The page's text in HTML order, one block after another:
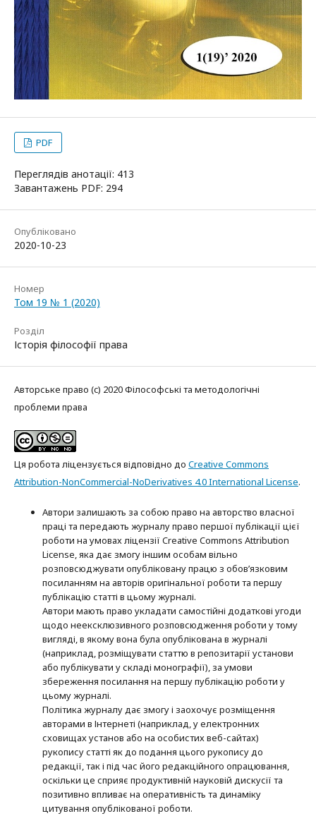
PDF
Переглядів анотації: 413
Завантажень PDF: 294
Опубліковано
2020-10-23
Номер
Том 19 № 1 (2020)
Розділ
Історія філософії права
Авторське право (c) 2020 Філософські та методологічні
проблеми права
Ця робота ліцензується відповідно до Creative Commons
Attribution-NonCommercial-NoDerivatives 4.0 International License.
Автори залишають за собою право на авторство власної
праці та передають журналу право першої публікації цієї
роботи на умовах ліцензії Creative Commons Attribution
License, яка дає змогу іншим особам вільно
розповсюджувати опубліковану працю з обов’язковим
посиланням на авторів оригінальної роботи та першу
публікацію статті в цьому журналі.
Автори мають право укладати самостійні додаткові угоди
щодо неексклюзивного розповсюдження роботи у тому
вигляді, в якому вона була опублікована в журналі
(наприклад, розміщувати статтю в репозитарії установи
або публікувати у складі монографії), за умови
збереження посилання на першу публікацію роботи у
цьому журналі.
Політика журналу дає змогу і заохочує розміщення
авторами в Інтернеті (наприклад, у електронних
сховищах установ або на особистих веб-сайтах)
рукопису статті як до подання цього рукопису до
редакції, так і під час його редакційного опрацювання,
оскільки це сприяє продуктивній науковій дискусії та
позитивно впливає на оперативність та динаміку
цитування опублікованої роботи.